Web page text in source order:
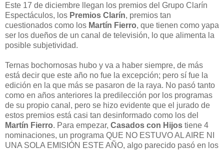
Este 17 de diciembre llegan los premios del Grupo Clarín
Espectáculos, los Premios Clarín, premios tan
cuestionados como los Martín Fierro, que tienen como yapa
ser los dueños de un canal de televisión, lo que alimenta la
posible subjetividad.
Ternas bochornosas hubo y va a haber siempre, de más
está decir que este año no fue la excepción; pero sí fue la
edición en la que más se pasaron de la raya. No pasó tanto
como en años anteriores la predilección por los programas
de su propio canal, pero se hizo evidente que el jurado de
estos premios está casi tan desinformado como los del
Martín Fierro. Para empezar, Casados con Hijos tiene 4
nominaciones, un programa QUE NO ESTUVO AL AIRE NI
UNA SOLA EMISIÓN ESTE AÑO, algo parecido pasó en los